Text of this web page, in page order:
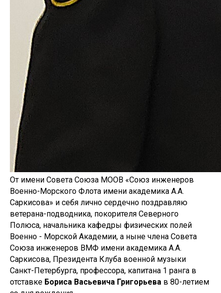
От имени Совета Союза МООВ «Союз инженеров
Военно-Морского Флота имени академика А.А.
Саркисова» и себя лично сердечно поздравляю
ветерана-подводника, покорителя Северного
Полюса, начальника кафедры физических полей
Военно - Морской Академии, а ныне члена Совета
Союза инженеров ВМФ имени академика А.А.
Саркисова, Президента Клуба военной музыки
Санкт-Петербурга, профессора, капитана 1 ранга в
отставке Бориса Васьевича Григорьева в 80-летием